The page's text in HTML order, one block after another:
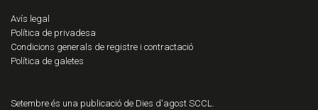
Avís legal
Política de privadesa
Condicions generals de registre i contractació
Política de galetes
Setembre és una publicació de Dies d'agost SCCL.